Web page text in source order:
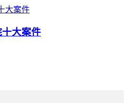
大案件